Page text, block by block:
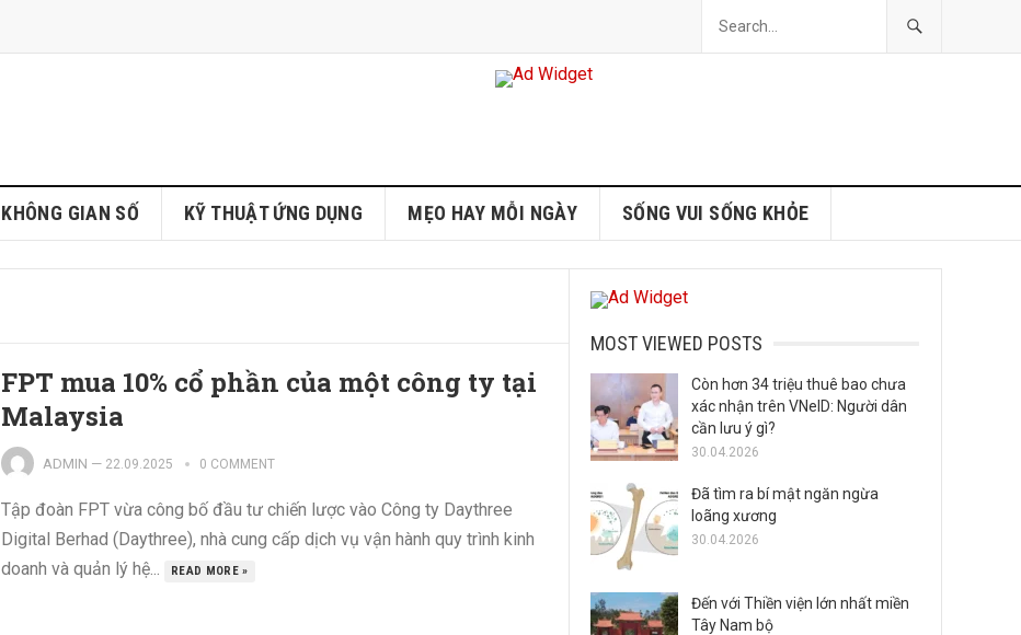
KHÔNG GIAN SỐ KỸ THUẬT ỨNG DỤNG MẸO HAY MỖI NGÀY SỐNG VUI SỐNG KHỎE
FPT mua 10% cổ phần của một công ty tại
Malaysia
ADMIN — 22.09.2025 0 COMMENT
Tập đoàn FPT vừa công bố đầu tư chiến lược vào Công ty Daythree
Digital Berhad (Daythree), nhà cung cấp dịch vụ vận hành quy trình kinh
doanh và quản lý hệ...
READ MORE »
MOST VIEWED POSTS
Còn hơn 34 triệu thuê bao chưa
xác nhận trên VNeID: Người dân
cần lưu ý gì?
30.04.2026
Đã tìm ra bí mật ngăn ngừa
loãng xương
30.04.2026
Đến với Thiền viện lớn nhất miền
Tây Nam bộ